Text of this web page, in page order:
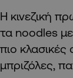
Η κινεζική
τα noodles
πιο
μπριζόλες,